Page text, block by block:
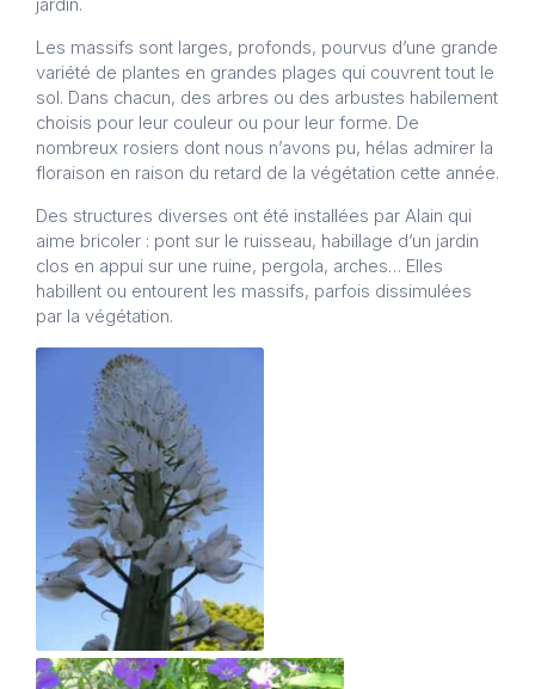
jardin.
Les massifs sont larges, profonds, pourvus d’une grande
variété de plantes en grandes plages qui couvrent tout le
sol. Dans chacun, des arbres ou des arbustes habilement
choisis pour leur couleur ou pour leur forme. De
nombreux rosiers dont nous n’avons pu, hélas admirer la
floraison en raison du retard de la végétation cette année.
Des structures diverses ont été installées par Alain qui
aime bricoler : pont sur le ruisseau, habillage d’un jardin
clos en appui sur une ruine, pergola, arches… Elles
habillent ou entourent les massifs, parfois dissimulées
par la végétation.